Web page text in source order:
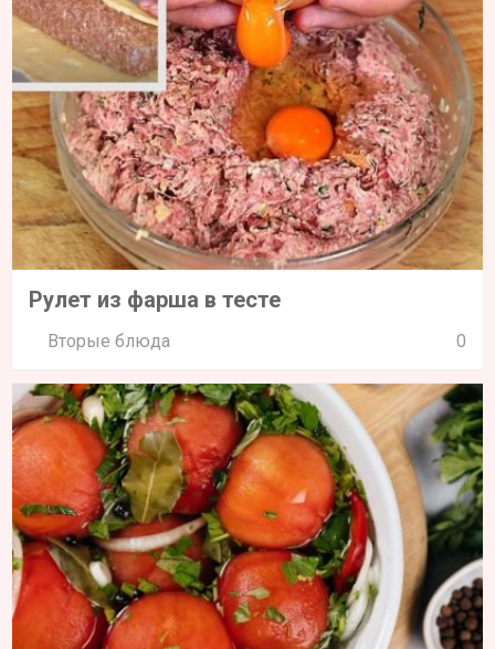
Рулет из фарша в тесте
Вторые блюда 0